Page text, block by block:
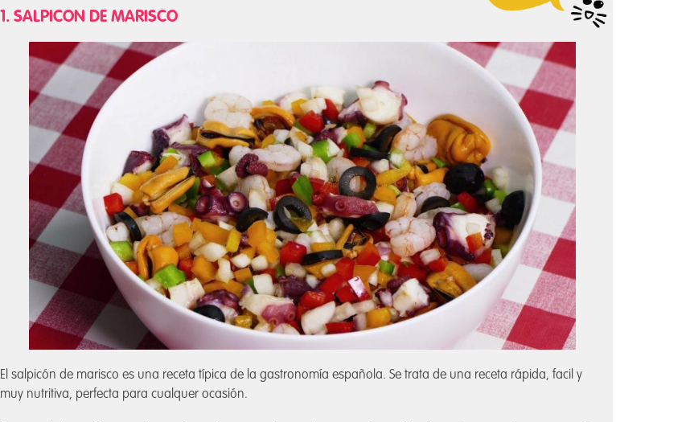
1. SALPICON DE MARISCO
El salpicón de marisco es una receta típica de la gastronomía española. Se trata de una receta rápida, facil y
muy nutritiva, perfecta para cualquer ocasión.